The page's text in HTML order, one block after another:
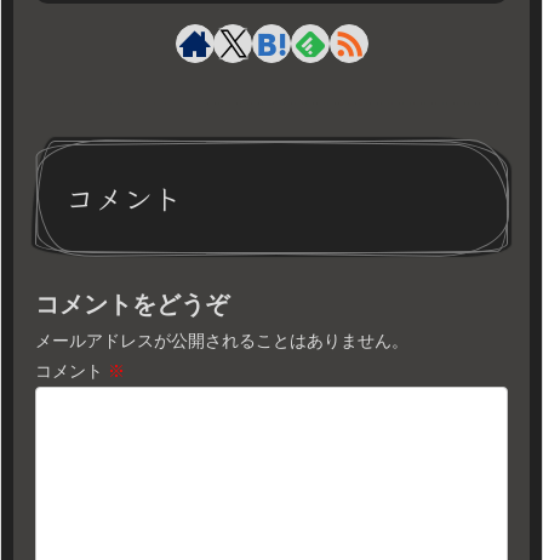
コメント
コメントをどうぞ
メールアドレスが公開されることはありません。
コメント ※